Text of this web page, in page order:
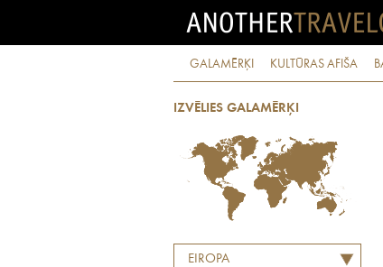
GALAMĒRĶI KULTŪRAS AFIŠA
IZVĒLIES GALAMĒRĶI
EIROPA